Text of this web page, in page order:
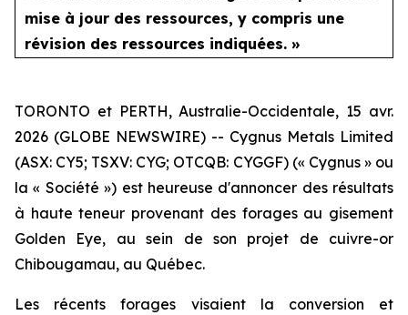
mise à jour des ressources, y compris une
révision des ressources indiquées. »
TORONTO et PERTH, Australie-Occidentale, 15 avr.
2026 (GLOBE NEWSWIRE) -- Cygnus Metals Limited
(ASX: CY5; TSXV: CYG; OTCQB: CYGGF) (« Cygnus » ou
la « Société ») est heureuse d'annoncer des résultats
à haute teneur provenant des forages au gisement
Golden Eye, au sein de son projet de cuivre-or
Chibougamau, au Québec.
Les récents forages visaient la conversion et